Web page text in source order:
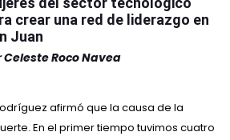
crear una red de liderazgo en
Juan
Celeste Roco Navea
afirmó que la causa de la
En el primer tiempo tuvimos cuatro